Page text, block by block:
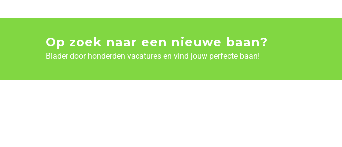
Op zoek naar een nieuwe baan?
Blader door honderden vacatures en vind jouw perfecte baan!